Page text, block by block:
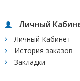
Личный
Личный Кабинет
История заказов
Закладки